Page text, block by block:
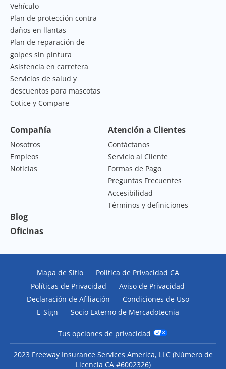
Vehículo
Plan de protección contra
daños en llantas
Plan de reparación de
golpes sin pintura
Asistencia en carretera
Servicios de salud y
descuentos para mascotas
Cotice y Compare
Compañía
Nosotros
Empleos
Noticias
Atención a Clientes
Contáctanos
Servicio al Cliente
Formas de Pago
Preguntas Frecuentes
Accesibilidad
Términos y definiciones
Blog
Oficinas
Mapa de Sitio
Política de Privacidad CA
Políticas de Privacidad
Aviso de Privacidad
Declaración de Afiliación
Condiciones de Uso
E-Sign
Socio Externo de Mercadotecnia
Tus opciones de privacidad
2023 Freeway Insurance Services America, LLC (Número de
Licencia CA #6002326)